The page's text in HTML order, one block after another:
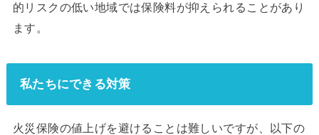
的リスクの低い地域では保険料が抑えられることがあり
ます。
私たちにできる対策
火災保険の値上げを避けることは難しいですが、以下の